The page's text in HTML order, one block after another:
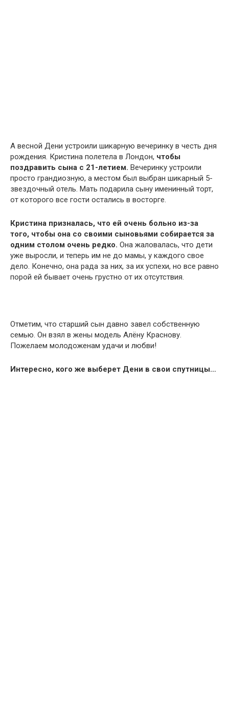
А весной Дени устроили шикарную вечеринку в честь дня
рождения. Кристина полетела в Лондон, чтобы
поздравить сына с 21-летием. Вечеринку устроили
просто грандиозную, а местом был выбран шикарный 5-
звездочный отель. Мать подарила сыну именинный торт,
от которого все гости остались в восторге.
Кристина призналась, что ей очень больно из-за
того, чтобы она со своими сыновьями собирается за
одним столом очень редко. Она жаловалась, что дети
уже выросли, и теперь им не до мамы, у каждого свое
дело. Конечно, она рада за них, за их успехи, но все равно
порой ей бывает очень грустно от их отсутствия.
Отметим, что старший сын давно завел собственную
семью. Он взял в жены модель Алёну Краснову.
Пожелаем молодоженам удачи и любви!
Интересно, кого же выберет Дени в свои спутницы…